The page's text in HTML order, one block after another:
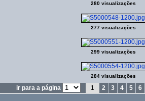
280 visualizações
277 visualizações
299 visualizações
284 visualizações
ir para a página 1 2 3 4 5 6